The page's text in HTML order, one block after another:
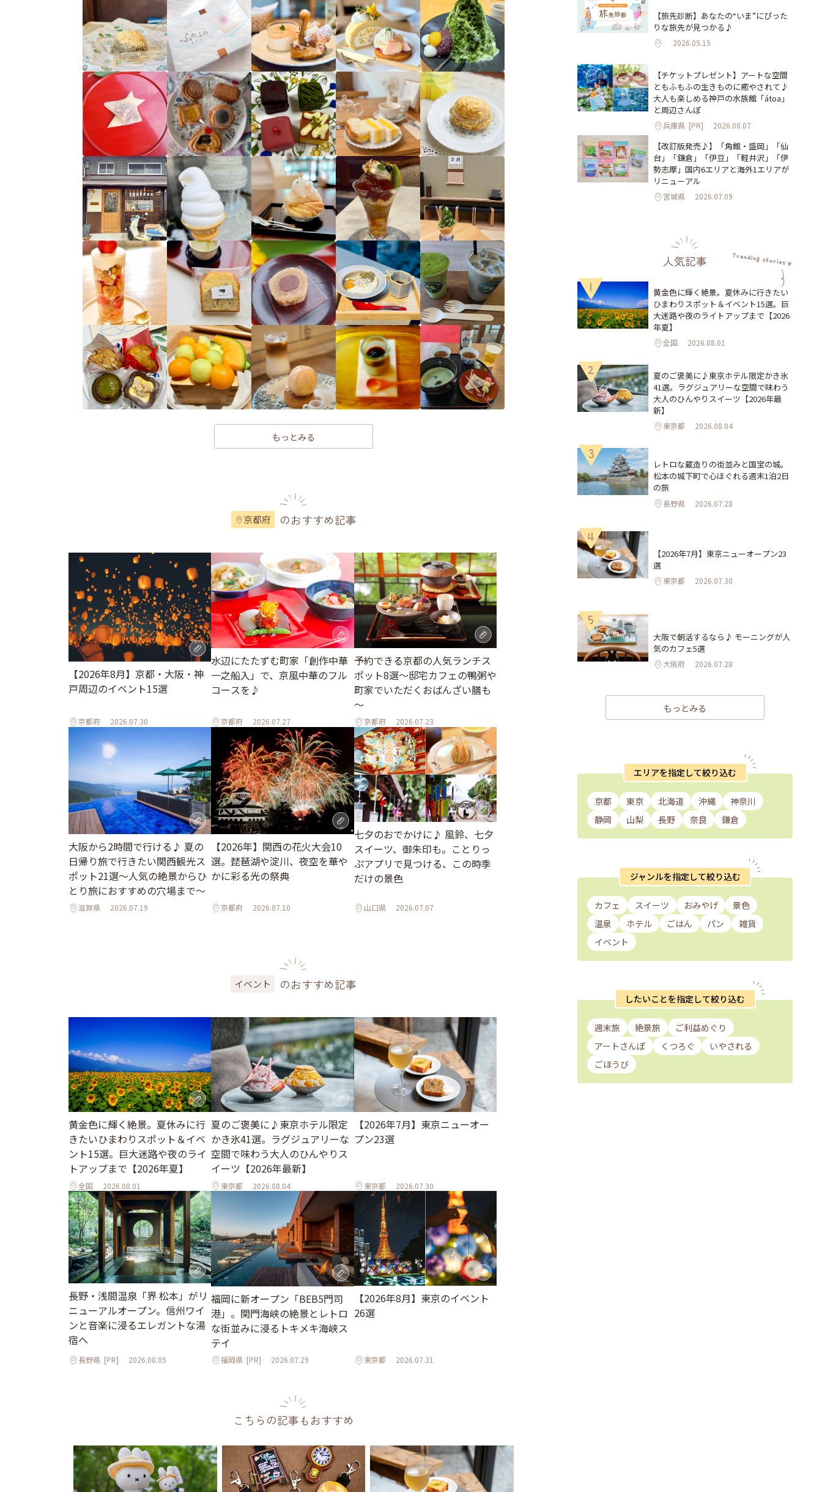
もっとみる
京都府 のおすすめ記事
【2026年8月】京都・大阪・神
戸周辺のイベント15選
京都府 2026.07.30
水辺にたたずむ町家「創作中華
一之船入」で、京風中華のフル
コースを♪
京都府 2026.07.27
予約できる京都の人気ランチス
ポット8選～邸宅カフェの鴨粥や
町家でいただくおばんざい膳も
～
京都府 2026.07.23
大阪から2時間で行ける♪ 夏の
日帰り旅で行きたい関西観光ス
ポット21選～人気の絶景からひ
とり旅におすすめの穴場まで～
滋賀県 2026.07.19
【2026年】関西の花火大会10
選。琵琶湖や淀川、夜空を華や
かに彩る光の祭典
京都府 2026.07.10
七夕のおでかけに♪ 風鈴、七夕
スイーツ、御朱印も。ことりっ
ぷアプリで見つける、この時季
だけの景色
山口県 2026.07.07
イベント のおすすめ記事
黄金色に輝く絶景。夏休みに行
きたいひまわりスポット＆イベ
ント15選。巨大迷路や夜のライ
トアップまで【2026年夏】
全国 2026.08.01
夏のご褒美に♪東京ホテル限定
かき氷41選。ラグジュアリーな
空間で味わう大人のひんやりス
イーツ【2026年最新】
東京都 2026.08.04
【2026年7月】東京ニューオー
プン23選
東京都 2026.07.30
長野・浅間温泉「界 松本」がリ
ニューアルオープン。信州ワイ
ンと音楽に浸るエレガントな湯
宿へ
長野県 [PR] 2026.08.05
福岡に新オープン「BEB5門司
港」。関門海峡の絶景とレトロ
な街並みに浸るトキメキ海峡ス
テイ
福岡県 [PR] 2026.07.29
【2026年8月】東京のイベント
26選
東京都 2026.07.31
こちらの記事もおすすめ
【旅先診断】あなたの“いま”にぴった
りな旅先が見つかる♪
2026.05.15
【チケットプレゼント】アートな空間
ともふもふの生きものに癒やされて♪
大人も楽しめる神戸の水族館「átoa」
と周辺さんぽ
兵庫県 [PR] 2026.08.07
【改訂版発売♪】「角館・盛岡」「仙
台」「鎌倉」「伊豆」「軽井沢」「伊
勢志摩」国内6エリアと海外1エリアが
リニューアル
宮城県 2026.07.09
人気記事
1
黄金色に輝く絶景。夏休みに行きたい
ひまわりスポット＆イベント15選。巨
大迷路や夜のライトアップまで【2026
年夏】
全国 2026.08.01
2
夏のご褒美に♪東京ホテル限定かき氷
41選。ラグジュアリーな空間で味わう
大人のひんやりスイーツ【2026年最
新】
東京都 2026.08.04
3
レトロな蔵造りの街並みと国宝の城。
松本の城下町で心ほぐれる週末1泊2日
の旅
長野県 2026.07.28
4
【2026年7月】東京ニューオープン23
選
東京都 2026.07.30
5
大阪で朝活するなら♪ モーニングが人
気のカフェ5選
大阪府 2026.07.28
もっとみる
エリアを指定して絞り込む
京都 東京 北海道 沖縄
神奈川
静岡
山梨 長野 奈良 鎌倉
ジャンルを指定して絞り込む
カフェ スイーツ おみやげ
景色
温泉
ホテル ごはん パン
雑貨
イベント
したいことを指定して絞り込む
週末旅 絶景旅
ご利益めぐり
アートさんぽ
くつろぐ
いやされる
ごほうび